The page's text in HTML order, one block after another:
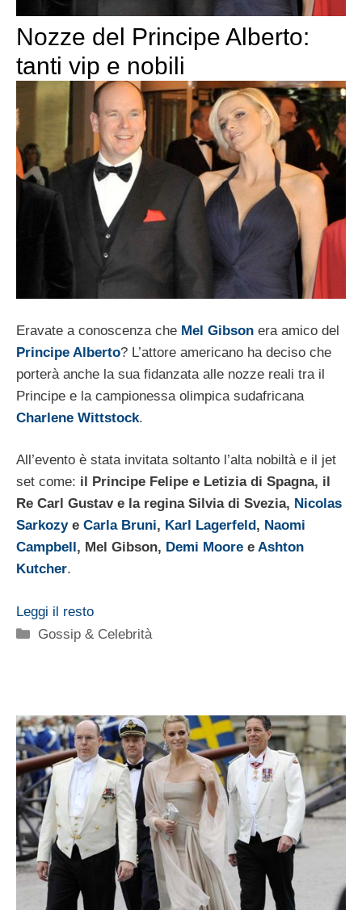
Nozze del Principe Alberto:
tanti vip e nobili
Eravate a conoscenza che Mel Gibson era amico del
Principe Alberto? L’attore americano ha deciso che
porterà anche la sua fidanzata alle nozze reali tra il
Principe e la campionessa olimpica sudafricana
Charlene Wittstock.
All’evento è stata invitata soltanto l’alta nobiltà e il jet
set come: il Principe Felipe e Letizia di Spagna, il
Re Carl Gustav e la regina Silvia di Svezia, Nicolas
Sarkozye Carla Bruni, Karl Lagerfeld , Naomi
Campbell , Mel Gibson, Demi Moore e Ashton
Kutcher.
Leggi il resto
Categorie
Gossip & Celebrità